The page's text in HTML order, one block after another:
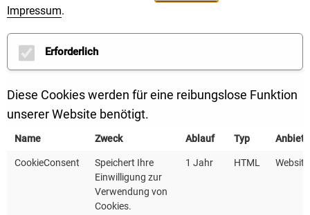
Ein zentrales Element der Plattform ist ein integriertes
Berechnungstool für betriebliches und behördliches
Mobilitätsmanagement (BMM). Es ermöglicht eine
Entscheidungsgrundlage für die Weiterentwicklung
moderner Mobilitätsangebote.
Impressum.
Erforderlich
Diese Cookies werden für eine reibungslose Funktion
unserer Website benötigt.
Name Zweck Ablauf Typ
CookieConsent
Speichert Ihre
Einwilligung zur
Verwendung von
Cookies.
1 Jahr HTML Website